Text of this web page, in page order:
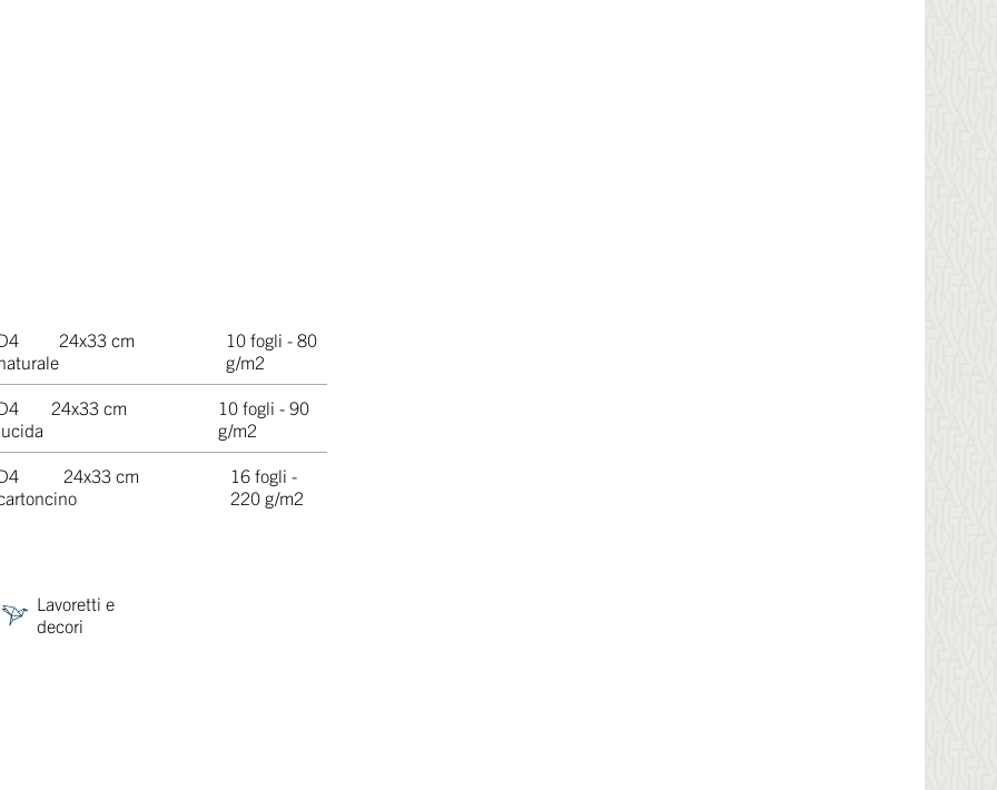
24x33 cm
10 fogli - 80
g/m2
24x33 cm
10 fogli - 90
g/m2
24x33 cm
16 fogli -
220 g/m2
Lavoretti e
decori